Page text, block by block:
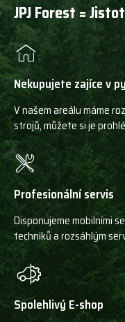
JPJ Forest =
Nekupujete zajíce v
V našem areálu máme
strojů, můžete si je
Profesionální servis
Disponujeme mobilními
techniků a rozsáhlým
Spolehlivý E-shop